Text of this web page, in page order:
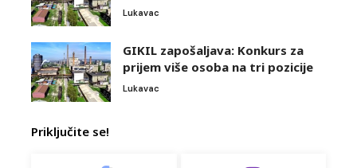
Lukavac
GIKIL zapošaljava: Konkurs za
prijem više osoba na tri pozicije
Lukavac
Priključite se!